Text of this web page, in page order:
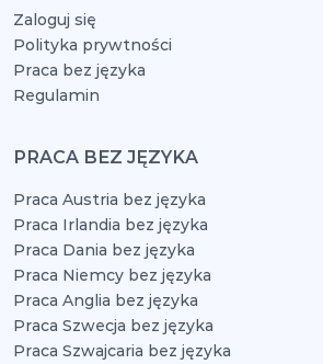
Zaloguj się
Polityka prywtności
Praca bez języka
Regulamin
PRACA BEZ JĘZYKA
Praca Austria bez języka
Praca Irlandia bez języka
Praca Dania bez języka
Praca Niemcy bez języka
Praca Anglia bez języka
Praca Szwecja bez języka
Praca Szwajcaria bez języka